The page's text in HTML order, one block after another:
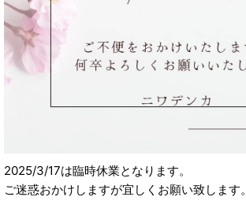
2025/3/17は臨時休業となります。
ご迷惑おかけしますが宜しくお願い致します。